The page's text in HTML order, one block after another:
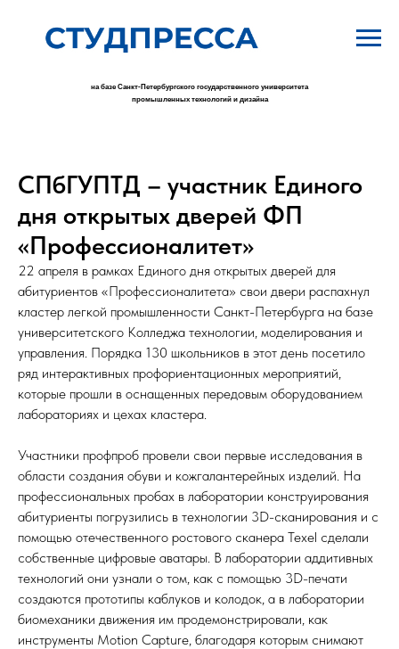
на базе Санкт-Петербургского государственного университета
промышленных технологий и дизайна
СПбГУПТД – участник Единого
дня открытых дверей ФП
«Профессионалитет»
22 апреля в рамках Единого дня открытых дверей для
абитуриентов «Профессионалитета» свои двери распахнул
кластер легкой промышленности Санкт-Петербурга на базе
университетского Колледжа технологии, моделирования и
управления. Порядка 130 школьников в этот день посетило
ряд интерактивных профориентационных мероприятий,
которые прошли в оснащенных передовым оборудованием
лабораториях и цехах кластера.
Участники профпроб провели свои первые исследования в
области создания обуви и кожгалантерейных изделий. На
профессиональных пробах в лаборатории конструирования
абитуриенты погрузились в технологии 3D-сканирования и с
помощью отечественного ростового сканера Texel сделали
собственные цифровые аватары. В лаборатории аддитивных
технологий они узнали о том, как с помощью 3D-печати
создаются прототипы каблуков и колодок, а в лаборатории
биомеханики движения им продемонстрировали, как
инструменты Motion Capture, благодаря которым снимают